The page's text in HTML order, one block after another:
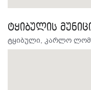
ტყიბულის
ტყიბული, კარლო